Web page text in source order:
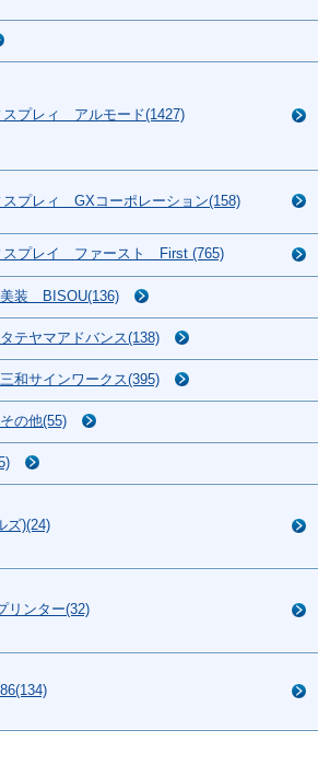
スプレィ アルモード(1427)
スプレィ GXコーポレーション(158)
スプレイ ファースト First (765)
装 BISOU(136)
テヤマアドバンス(138)
和サインワークス(395)
の他(55)
ズ)(24)
ンター(32)